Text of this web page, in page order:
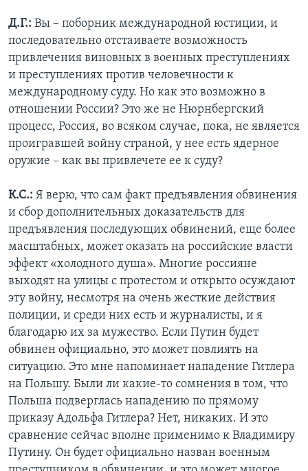
Д.Г.: Вы – поборник международной юстиции, и
последовательно отстаиваете возможность
привлечения виновных в военных преступлениях
и преступлениях против человечности к
международному суду. Но как это возможно в
отношении России? Это же не Нюрнбергский
процесс, Россия, во всяком случае, пока, не является
проигравшей войну страной, у нее есть ядерное
оружие – как вы привлечете ее к суду?
К.С.: Я верю, что сам факт предъявления обвинения
и сбор дополнительных доказательств для
предъявления последующих обвинений, еще более
масштабных, может оказать на российские власти
эффект «холодного душа». Многие россияне
выходят на улицы с протестом и открыто осуждают
эту войну, несмотря на очень жесткие действия
полиции, и среди них есть и журналисты, и я
благодарю их за мужество. Если Путин будет
обвинен официально, это может повлиять на
ситуацию. Это мне напоминает нападение Гитлера
на Польшу. Были ли какие-то сомнения в том, что
Польша подверглась нападению по прямому
приказу Адольфа Гитлера? Нет, никаких. И это
сравнение сейчас вполне применимо к Владимиру
Путину. Он будет официально назван военным